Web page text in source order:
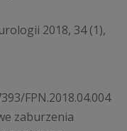
2018, 34 (1),
FPN.2018.04.004
zaburzenia